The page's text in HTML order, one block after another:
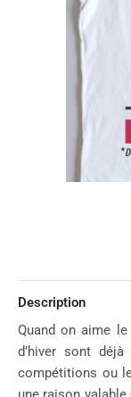
Description
Quand on aime
d’hiver sont
compétitions ou